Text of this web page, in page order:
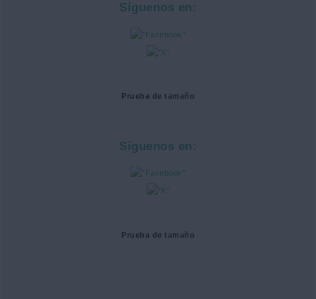
Síguenos en:
Prueba de tamaño
Síguenos en:
Prueba de tamaño